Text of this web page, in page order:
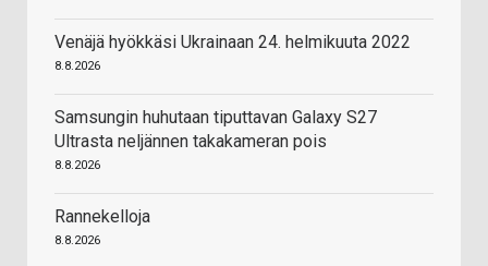
Venäjä hyökkäsi Ukrainaan 24. helmikuuta 2022
8.8.2026
Samsungin huhutaan tiputtavan Galaxy S27
Ultrasta neljännen takakameran pois
8.8.2026
Rannekelloja
8.8.2026